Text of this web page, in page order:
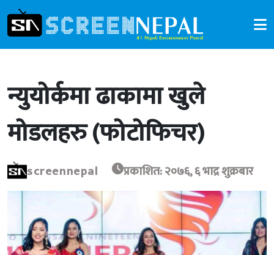
न्युयोर्कमा ढाकामा खुले
मोडलहरु (फोटोफिचर)
screennepal प्रकाशित: २०७६, ६ भाद्र शुक्रबार